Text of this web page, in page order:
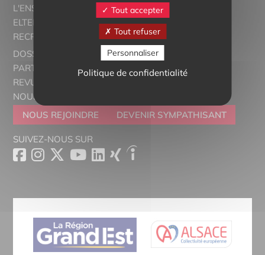
L'ENSEIGNEMENT BILINGUE
ELTERN ALSACE - EUROSTAGES
RECRUTORRS
DOSSIERS THÉMATIQUES
PARTENAIRES
REVUE DE PRESSE
NOUS CONTACTER
NOUS REJOINDRE
DEVENIR SYMPATHISANT
SUIVEZ-NOUS SUR
Tout accepter
Tout refuser
Personnaliser
Politique de confidentialité